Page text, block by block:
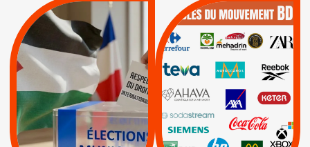
MUNICIPALES 2026 :
JE VOTE POUR LE
RESPECT DU DROIT
INTERNATIONAL EN
PALESTINE
APPELS | Actus |
Espaces Sans
Apartheid
QUE BOYCOTTER ?
BOYCOTT /
AXA BNP | CAF |
Carrefour | HP |
Keter |
Livres et brochures |
Mehadrin | PUMA